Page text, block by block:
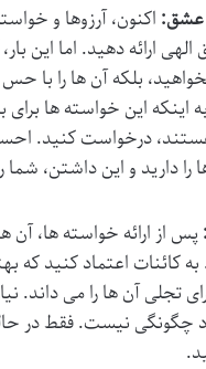
عشق: اکنون، آرزوها و
ارائه دهید. اما این
بلکه آن ها را با
اینکه این خواسته ها برای
درخواست کنید.
را دارید و این داشتن، شما
پس از ارائه خواسته ها، آن
کائنات اعتماد کنید که
تجلی آن ها را می داند.
چگونگی نیست. فقط در